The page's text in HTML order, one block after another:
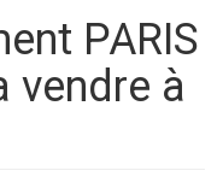
vendre à